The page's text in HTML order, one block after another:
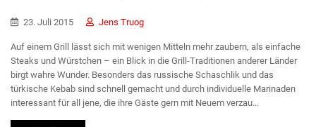
23. Juli 2015 Jens Truog
Auf einem Grill lässt sich mit wenigen Mitteln mehr zaubern, als einfache
Steaks und Würstchen – ein Blick in die Grill-Traditionen anderer Länder
birgt wahre Wunder. Besonders das russische Schaschlik und das
türkische Kebab sind schnell gemacht und durch individuelle Marinaden
interessant für all jene, die ihre Gäste gern mit Neuem verzau...